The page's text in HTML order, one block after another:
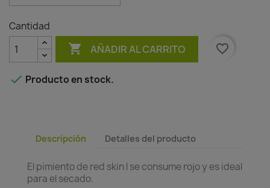
Cantidad
 AÑADIR AL CARRITO favorite_border
 Producto en stock.
Descripción Detalles del producto
El pimiento de red skin l se consume rojo y es ideal
para el secado.